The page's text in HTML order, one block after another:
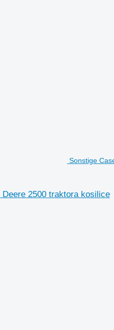
Sonstige
2500 traktora kosilice